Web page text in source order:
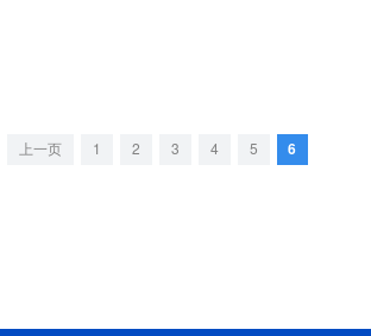
上一页 1 2 3 4 5 6